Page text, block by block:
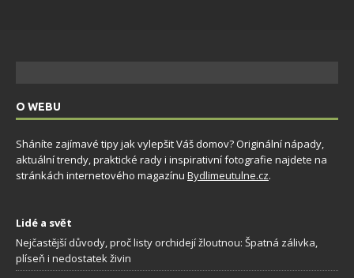
O WEBU
Sháníte zajímavé tipy jak vylepšit Váš domov? Originální nápady,
aktuální trendy, praktické rady i inspirativní fotografie najdete na
stránkách internetového magazínu Bydlimeutulne.cz.
Lidé a svět
Nejčastější důvody, proč listy orchidejí žloutnou: Špatná zálivka,
plíseň i nedostatek živin